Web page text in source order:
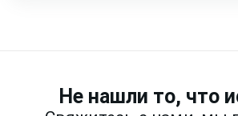
Связаться
Не нашли то, что